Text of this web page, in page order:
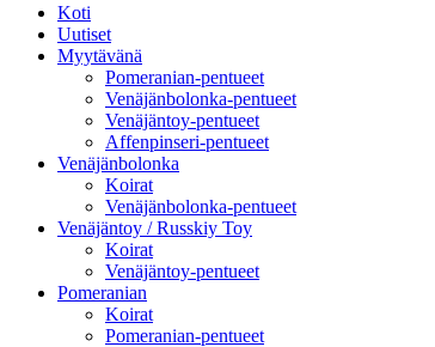
Koti
Uutiset
Myytävänä
Pomeranian-pentueet
Venäjänbolonka-pentueet
Venäjäntoy-pentueet
Affenpinseri-pentueet
Venäjänbolonka
Koirat
Venäjänbolonka-pentueet
Venäjäntoy / Russkiy Toy
Koirat
Venäjäntoy-pentueet
Pomeranian
Koirat
Pomeranian-pentueet